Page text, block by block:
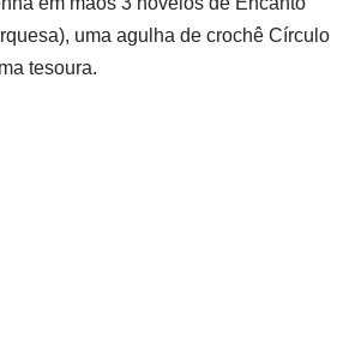
uma agulha de crochê Círculo
tesoura.